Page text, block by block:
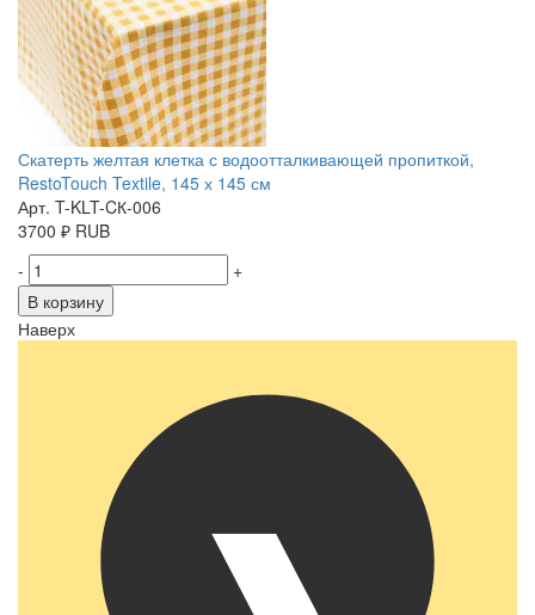
Скатерть желтая клетка с водоотталкивающей пропиткой,
RestoTouch Textile, 145 х 145 см
Арт. T-KLT-CК-006
3700 ₽ RUB
-
+
В корзину
Наверх